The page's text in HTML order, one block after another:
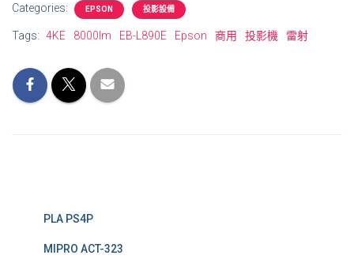
Categories: EPSON 投影設備
Tags: 4KE 8000lm EB-L890E Epson 商用 投影機 雷射
PLA PS4P
MIPRO ACT-323